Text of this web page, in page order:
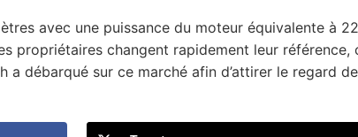
avec une puissance du moteur équivalente à
propriétaires changent rapidement leur référence,
a débarqué sur ce marché afin d’attirer le regard